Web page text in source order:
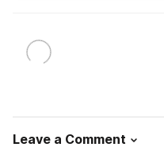
Leave a Comment